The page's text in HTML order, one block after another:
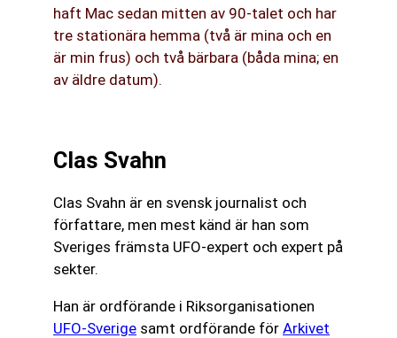
haft Mac sedan mitten av 90-talet och har
tre stationära hemma (två är mina och en
är min frus) och två bärbara (båda mina; en
av äldre datum).
Clas Svahn
Clas Svahn är en svensk journalist och
författare, men mest känd är han som
Sveriges främsta UFO-expert och expert på
sekter.
Han är ordförande i Riksorganisationen
UFO-Sverige samt ordförande för Arkivet